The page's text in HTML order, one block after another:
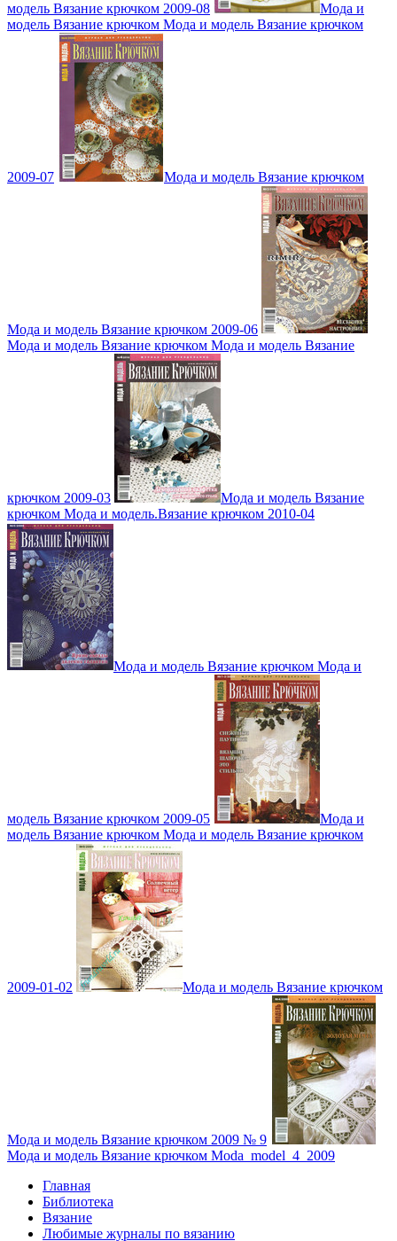
модель Вязание крючком 2009-08
Мода и
модель Вязание крючком Мода и модель Вязание крючком
2009-07 Мода и модель Вязание крючком
Мода и модель Вязание крючком 2009-06
Мода и модель Вязание крючком Мода и модель Вязание
крючком 2009-03
Мода и модель Вязание
крючком Мода и модель.Вязание крючком 2010-04
Мода и модель Вязание крючком Мода и
модель Вязание крючком 2009-05
Мода и
модель Вязание крючком Мода и модель Вязание крючком
2009-01-02 Мода и модель Вязание крючком
Мода и модель Вязание крючком 2009 № 9
Мода и модель Вязание крючком Moda_model_4_2009
Главная
Библиотека
Вязание
Любимые журналы по вязанию